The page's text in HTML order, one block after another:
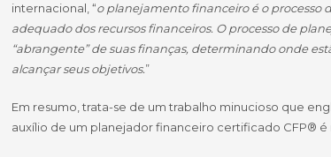
internacional, “o planejamento financeiro é o processo
adequado dos recursos financeiros. O processo de
“abrangente” de suas finanças, determinando onde
alcançar seus objetivos.”
Em resumo, trata-se de um trabalho minucioso que
auxílio de um planejador financeiro certificado CFP®